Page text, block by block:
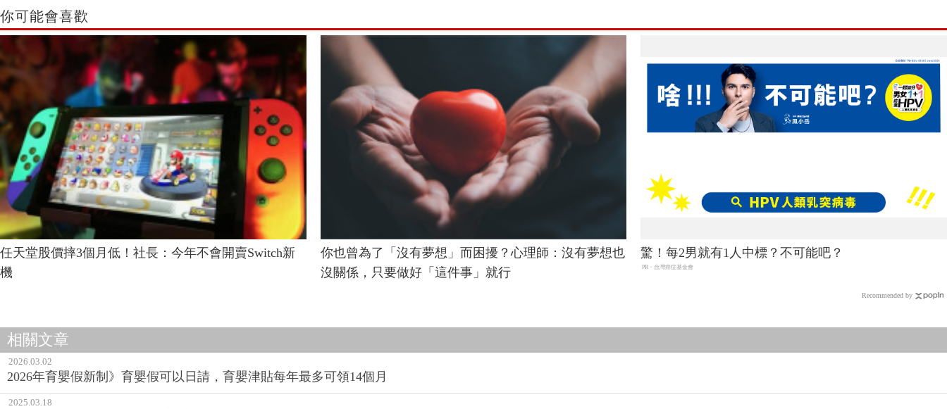
你可能會喜歡
任天堂股價摔3個月低！社長：今年不會開賣Switch新
機
你也曾為了「沒有夢想」而困擾？心理師：沒有夢想也
沒關係，只要做好「這件事」就行
驚！每2男就有1人中標？不可能吧？
PR・台灣癌症基金會
Recommended by
相關文章
2026.03.02
2026年育嬰假新制》育嬰假可以日請，育嬰津貼每年最多可領14個月
2025.03.18